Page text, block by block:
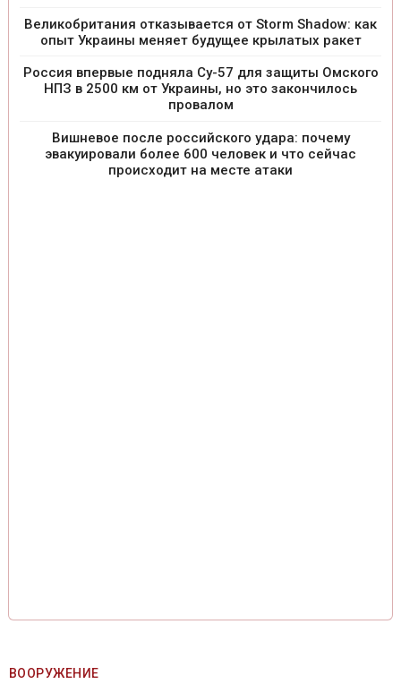
Великобритания отказывается от Storm Shadow: как
опыт Украины меняет будущее крылатых ракет
Россия впервые подняла Су-57 для защиты Омского
НПЗ в 2500 км от Украины, но это закончилось
провалом
Вишневое после российского удара: почему
эвакуировали более 600 человек и что сейчас
происходит на месте атаки
ВООРУЖЕНИЕ